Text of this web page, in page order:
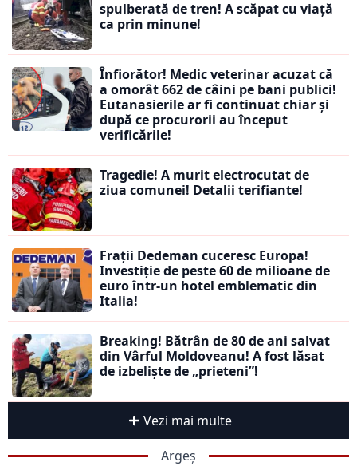
spulberată de tren! A scăpat cu viață
ca prin minune!
Înfiorător! Medic veterinar acuzat că
a omorât 662 de câini pe bani publici!
Eutanasierile ar fi continuat chiar și
după ce procurorii au început
verificările!
Tragedie! A murit electrocutat de
ziua comunei! Detalii terifiante!
Frații Dedeman cuceresc Europa!
Investiție de peste 60 de milioane de
euro într-un hotel emblematic din
Italia!
Breaking! Bătrân de 80 de ani salvat
din Vârful Moldoveanu! A fost lăsat
de izbeliște de „prieteni”!
Vezi mai multe
Argeș